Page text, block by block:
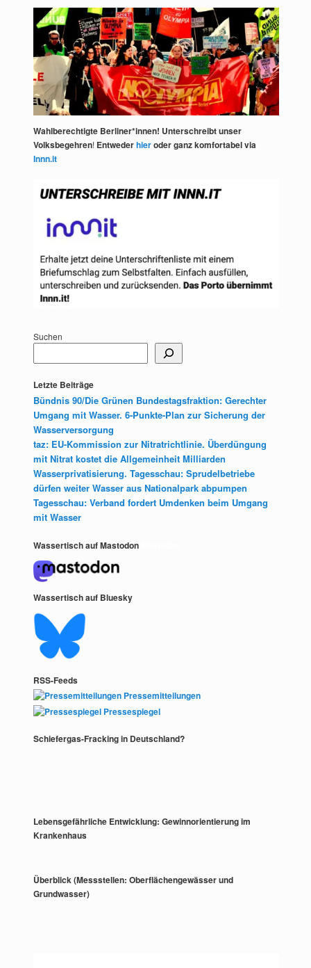
Wahlberechtigte Berliner*innen! Unterschreibt unser
Volksbegehren! Entwederhieroder ganz komfortabel via
Innn.it
Suchen
Letzte Beiträge
Bündnis 90/Die Grünen Bundestagsfraktion: Gerechter
Umgang mit Wasser. 6-Punkte-Plan zur Sicherung der
Wasserversorgung
taz: EU-Kommission zur Nitratrichtlinie. Überdüngung
mit Nitrat kostet die Allgemeinheit Milliarden
Wasserprivatisierung. Tagesschau: Sprudelbetriebe
dürfen weiter Wasser aus Nationalpark abpumpen
Tagesschau: Verband fordert Umdenken beim Umgang
mit Wasser
Wassertisch auf Mastodon
Wassertisch auf Bluesky
RSS-Feeds
Pressemitteilungen
Pressespiegel
Schiefergas-Fracking in Deutschland?
Lebensgefährliche Entwicklung: Gewinnorientierung im
Krankenhaus
Überblick (Messstellen: Oberflächengewässer und
Grundwasser)